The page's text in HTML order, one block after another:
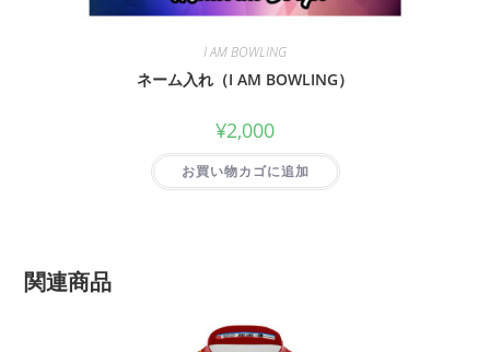
I AM BOWLING
ネーム入れ（I AM BOWLING）
¥2,000
お買い物カゴに追加
関連商品